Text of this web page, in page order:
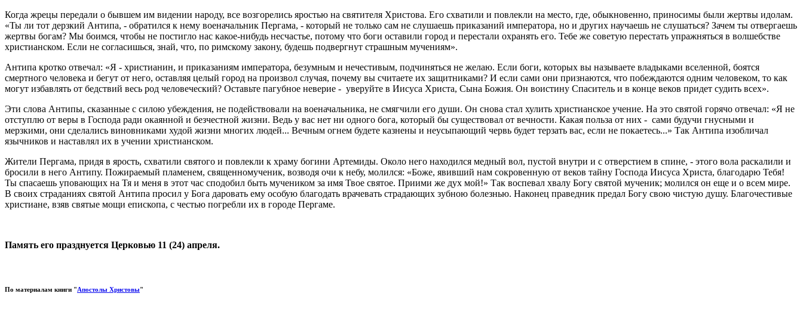
Когда жрецы передали о бывшем им видении народу, все возгорелись яростью на святителя Христова. Его схватили и повлекли на место, где, обыкновенно, приносимы были жертвы идолам.
«Ты ли тот дерзкий Антипа, - обратился к нему военачальник Пергама, - который не только сам не слушаешь приказаний императора, но и других научаешь не слушаться? Зачем ты отвергаешь
жертвы богам? Мы боимся, чтобы не постигло нас какое-нибудь несчастье, потому что боги оставили город и перестали охранять его. Тебе же советую перестать упражняться в волшебстве
христианском. Если не согласишься, знай, что, по римскому закону, будешь подвергнут страшным мучениям».
Антипа кротко отвечал: «Я - христианин, и приказаниям императора, безумным и нечестивым, подчиняться не желаю. Если боги, которых вы называете владыками вселенной, боятся
смертного человека и бегут от него, оставляя целый город на произвол случая, почему вы считаете их защитниками? И если сами они признаются, что побеждаются одним человеком, то как
могут избавлять от бедствий весь род человеческий? Оставьте пагубное неверие - уверуйте в Иисуса Христа, Сына Божия. Он воистину Спаситель и в конце веков придет судить всех».
Эти слова Антипы, сказанные с силою убеждения, не подействовали на военачальника, не смягчили его души. Он снова стал хулить христианское учение. На это святой горячо отвечал: «Я не
отступлю от веры в Господа ради окаянной и безчестной жизни. Ведь у вас нет ни одного бога, который бы существовал от вечности. Какая польза от них - сами будучи гнусными и
мерзкими, они сделались виновниками худой жизни многих людей... Вечным огнем будете казнены и неусыпающий червь будет терзать вас, если не покаетесь...» Так Антипа изобличал
язычников и наставлял их в учении христианском.
Жители Пергама, придя в ярость, схватили святого и повлекли к храму богини Артемиды. Около него находился медный вол, пустой внутри и с отверстием в спине, - этого вола раскалили и
бросили в него Антипу. Пожираемый пламенем, священномученик, возводя очи к небу, молился: «Боже, явивший нам сокровенную от веков тайну Господа Иисуса Христа, благодарю Тебя!
Ты спасаешь уповающих на Тя и меня в этот час сподобил быть мучеником за имя Твое святое. Приими же дух мой!» Так воспевал хвалу Богу святой мученик; молился он еще и о всем мире.
В своих страданиях святой Антипа просил у Бога даровать ему особую благодать врачевать страдающих зубною болезнью. Наконец праведник предал Богу свою чистую душу. Благочестивые
христиане, взяв святые мощи епископа, с честью погребли их в городе Пергаме.
Память его празднуется Церковью 11 (24) апреля.
По материалам книги "Апостолы Христовы"